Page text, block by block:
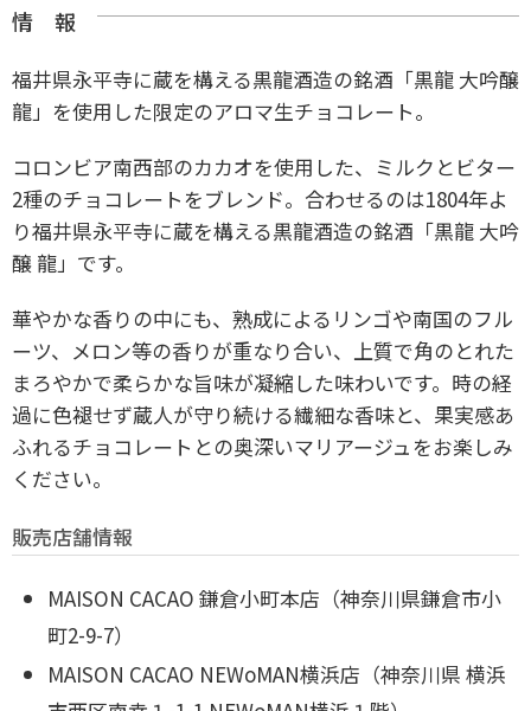
情 報
福井県永平寺に蔵を構える黒龍酒造の銘酒「黒龍 大吟醸
龍」を使用した限定のアロマ生チョコレート。
コロンビア南西部のカカオを使用した、ミルクとビター
2種のチョコレートをブレンド。合わせるのは1804年よ
り福井県永平寺に蔵を構える黒龍酒造の銘酒「黒龍 大吟
醸 龍」です。
華やかな香りの中にも、熟成によるリンゴや南国のフル
ーツ、メロン等の香りが重なり合い、上質で角のとれた
まろやかで柔らかな旨味が凝縮した味わいです。時の経
過に色褪せず蔵人が守り続ける繊細な香味と、果実感あ
ふれるチョコレートとの奥深いマリアージュをお楽しみ
ください。
販売店舗情報
MAISON CACAO 鎌倉小町本店（神奈川県鎌倉市小
町2-9-7）
MAISON CACAO NEWoMAN横浜店（神奈川県 横浜